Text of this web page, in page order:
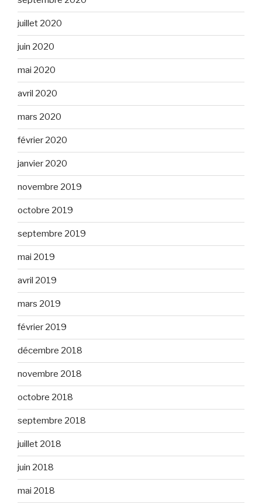
juillet 2020
juin 2020
mai 2020
avril 2020
mars 2020
février 2020
janvier 2020
novembre 2019
octobre 2019
septembre 2019
mai 2019
avril 2019
mars 2019
février 2019
décembre 2018
novembre 2018
octobre 2018
septembre 2018
juillet 2018
juin 2018
mai 2018